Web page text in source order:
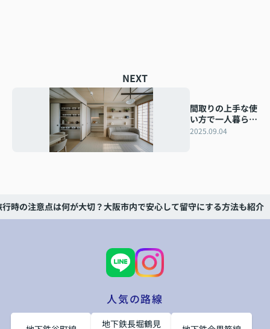
NEXT
間取りの上手な使
い方で一人暮らし
が快適に！広く見
2025.09.04
時の注意点は何が大切？大阪市内で安心して留守にする方法も紹介
人気の路線
地下鉄長堀鶴見